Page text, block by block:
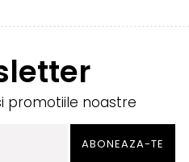
promotiile noastre